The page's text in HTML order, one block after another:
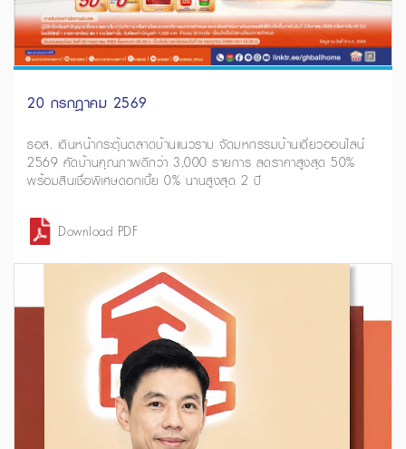
20 กรกฎาคม 2569
ธอส. เดินหน้ากระตุ้นตลาดบ้านแนวราบ จัดมหกรรมบ้านเดี่ยวออนไลน์
2569 คัดบ้านคุณภาพดีกว่า 3,000 รายการ ลดราคาสูงสุด 50%
พร้อมสินเชื่อพิเศษดอกเบี้ย 0% นานสูงสุด 2 ปี
Download PDF